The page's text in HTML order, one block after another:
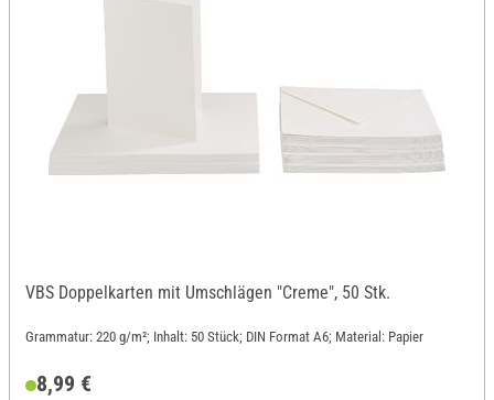
VBS Doppelkarten mit Umschlägen "Creme", 50 Stk.
Grammatur: 220 g/m²; Inhalt: 50 Stück; DIN Format A6; Material: Papier
8,99 €